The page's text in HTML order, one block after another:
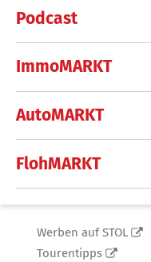
Podcast
ImmoMARKT
AutoMARKT
FlohMARKT
Werben auf STOL
Tourentipps